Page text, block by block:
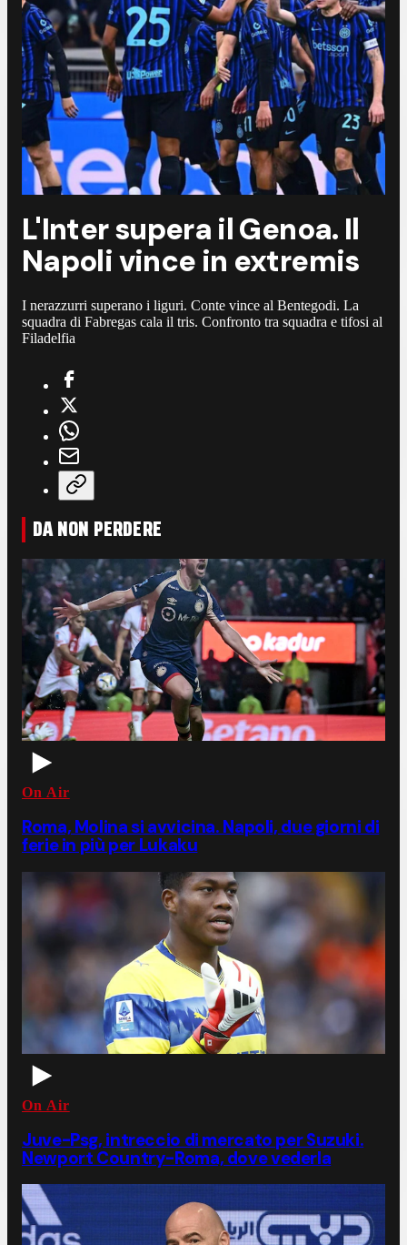
L'Inter supera il Genoa. Il
Napoli vince in extremis
I nerazzurri superano i liguri. Conte vince al Bentegodi. La
squadra di Fabregas cala il tris. Confronto tra squadra e tifosi al
Filadelfia
DA NON PERDERE
On Air
Roma, Molina si avvicina. Napoli, due giorni di
ferie in più per Lukaku
On Air
Juve-Psg, intreccio di mercato per Suzuki.
Newport Country-Roma, dove vederla